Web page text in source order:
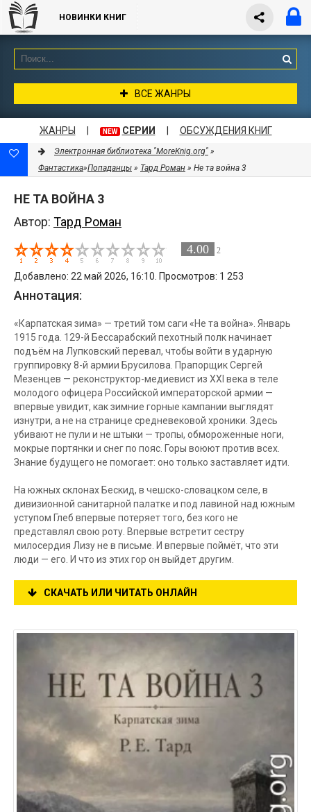
НОВИНКИ КНИГ
ВСЕ ЖАНРЫ
ЖАНРЫ NEW СЕРИИ ОБСУЖДЕНИЯ КНИГ
Электронная библиотека "MoreKnig.org" »
Фантастика»Попаданцы » Тард Роман » Не та война 3
НЕ ТА ВОЙНА 3
Автор: Тард Роман
4.00 2
Добавлено: 22 май 2026, 16:10. Просмотров: 1 253
Аннотация:
«Карпатская зима» — третий том саги «Не та война». Январь
1915 года. 129-й Бессарабский пехотный полк начинает
подъём на Лупковский перевал, чтобы войти в ударную
группировку 8-й армии Брусилова. Прапорщик Сергей
Мезенцев — реконструктор-медиевист из XXI века в теле
молодого офицера Российской императорской армии —
впервые увидит, как зимние горные кампании выглядят
изнутри, а не на странице средневековой хроники. Здесь
убивают не пули и не штыки — тропы, обмороженные ноги,
мокрые портянки и снег по пояс. Горы воюют против всех.
Знание будущего не помогает: оно только заставляет идти.
На южных склонах Бескид, в чешско-словацком селе, в
дивизионной санитарной палатке и под лавиной над южным
уступом Глеб впервые потеряет того, без кого не
представлял свою роту. Впервые встретит сестру
милосердия Лизу не в письме. И впервые поймёт, что эти
люди — его. И что из этих гор он выйдет другим.
СКАЧАТЬ ИЛИ ЧИТАТЬ ОНЛАЙН